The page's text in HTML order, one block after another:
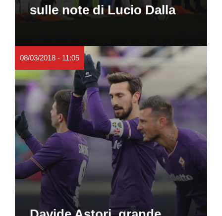
sulle note di Lucio Dalla
08/03/2018 - 11:05